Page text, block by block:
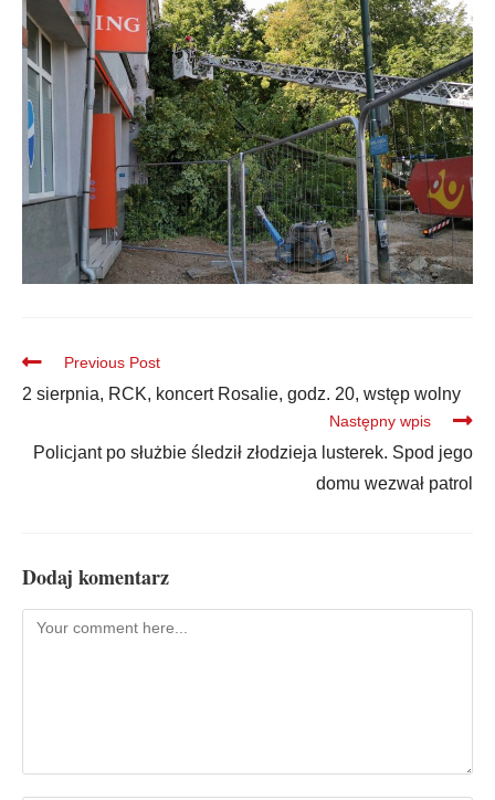
Previous Post
2 sierpnia, RCK, koncert Rosalie, godz. 20, wstęp wolny
Następny wpis
Policjant po służbie śledził złodzieja lusterek. Spod jego
domu wezwał patrol
Dodaj komentarz